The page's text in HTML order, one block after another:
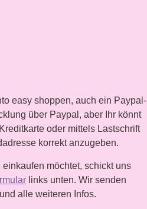
easy shoppen, auch ein Paypal-
über Paypal, aber Ihr könnt
oder mittels Lastschrift
korrekt anzugeben.
möchtet, schickt uns
links unten. Wir senden
alle weiteren Infos.